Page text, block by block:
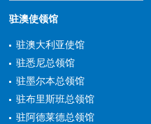
驻澳使领馆
驻澳大利亚使馆
驻悉尼总领馆
驻墨尔本总领馆
驻布里斯班总领馆
驻阿德莱德总领馆